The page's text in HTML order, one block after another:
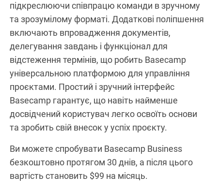
підкреслюючи співпрацю команди в зручному
та зрозумілому форматі. Додаткові поліпшення
включають впровадження документів,
делегування завдань і функціонал для
відстеження термінів, що робить Basecamp
універсальною платформою для управління
проєктами. Простий і зручний інтерфейс
Basecamp гарантує, що навіть найменше
досвідчений користувач легко освоїть основи
та зробить свій внесок у успіх проєкту.
Ви можете спробувати Basecamp Business
безкоштовно протягом 30 днів, а після цього
вартість становить $99 на місяць.